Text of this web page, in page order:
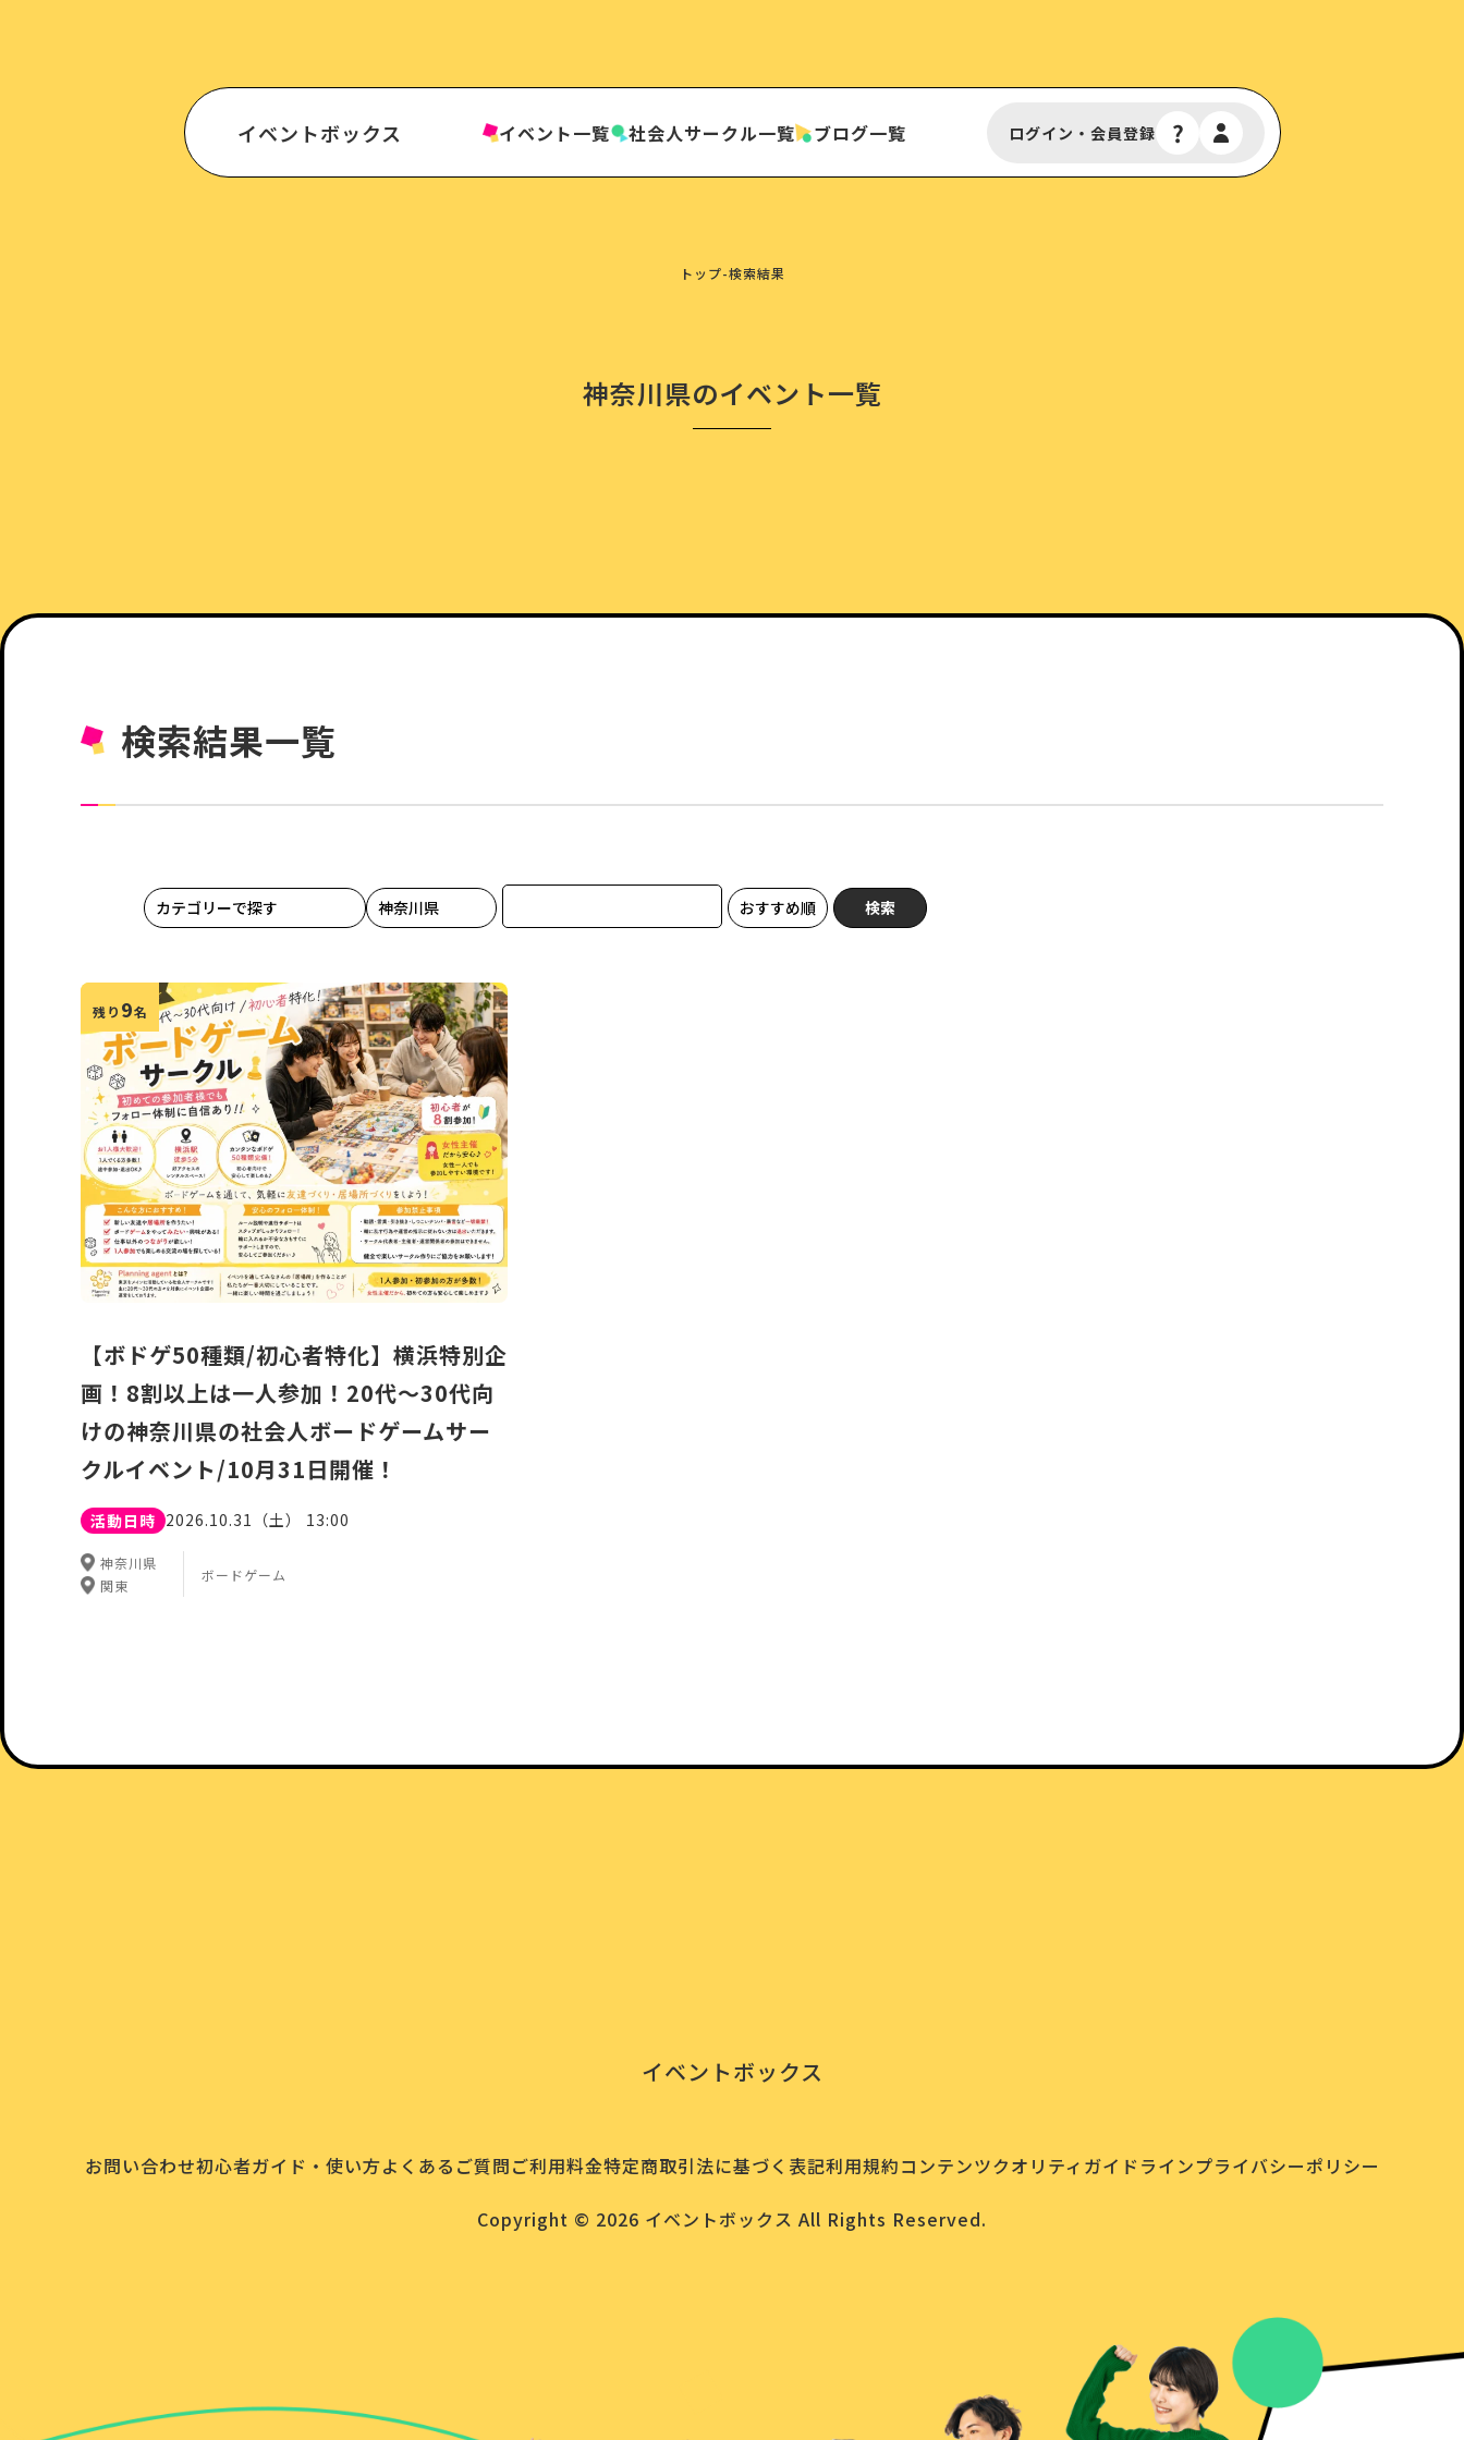
イベントボックス イベント一覧 社会人サークル一覧 ブログ一覧 ログイン・会員登録
トップ-検索結果
神奈川県のイベント一覧
検索結果一覧
残り 9名
【ボドゲ50種類/初心者特化】横浜特別企
画！8割以上は一人参加！20代〜30代向
けの神奈川県の社会人ボードゲームサー
クルイベント/10月31日開催！
活動日時 2026.10.31（土） 13:00
神奈川県
関東
ボードゲーム
イベントボックス
お問い合わせ初心者ガイド・使い方よくあるご質問ご利用料金特定商取引法に基づく表記利用規約コンテンツクオリティガイドラインプライバシーポリシー
Copyright © 2026 イベントボックス All Rights Reserved.